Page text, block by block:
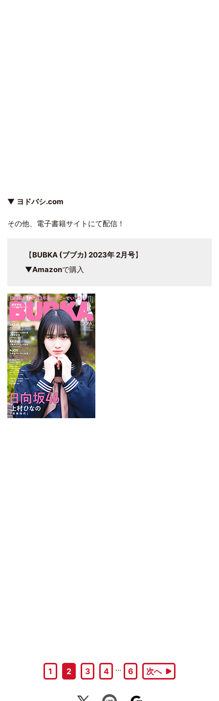
▼ ヨドバシ.com
その他、電子書籍サイトにて配信！
【BUBKA (ブブカ) 2023年 2月号】
▼Amazonで購入
1 2 3 4 … 6 次へ